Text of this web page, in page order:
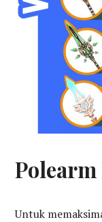
Polearm
Untuk